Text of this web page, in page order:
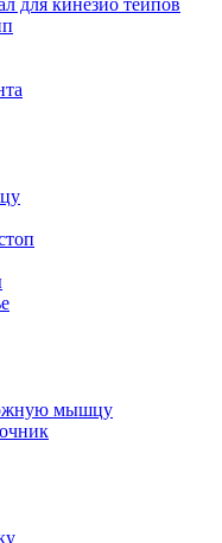
для кинезио тейпов
мышцу